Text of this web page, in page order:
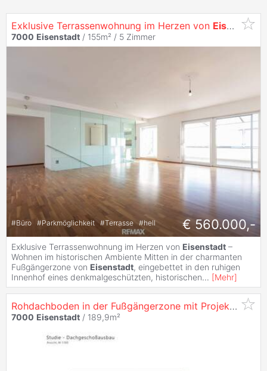
Exklusive Terrassenwohnung im Herzen von Eisenstadt
7000 Eisenstadt / 155m² / 5 Zimmer
#Büro #Parkmöglichkeit #Terrasse #hell € 560.000,-
Exklusive Terrassenwohnung im Herzen von Eisenstadt –
Wohnen im historischen Ambiente Mitten in der charmanten
Fußgängerzone von Eisenstadt, eingebettet in den ruhigen
Innenhof eines denkmalgeschützten, historischen... [Mehr]
Rohdachboden in der Fußgängerzone mit Projekt für zwei Wohneinheiten
7000 Eisenstadt / 189,9m²